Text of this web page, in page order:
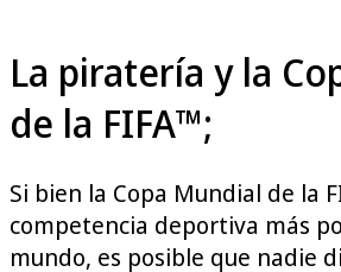
La piratería y la
de la FIFA™;
Si bien la Copa Mundial de la
competencia deportiva más
mundo, es posible que nadie